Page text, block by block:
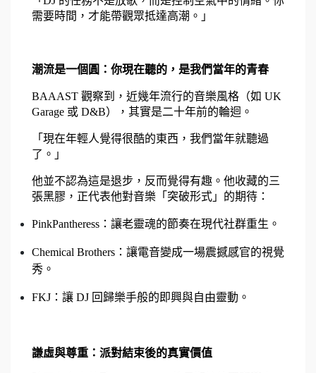
需要時間，才能帶觀眾抵達高潮。」
潮流是一個圓：你現在聽的，是我們當年的青春
BAAAST 觀察到，近幾年流行的音樂風格（如 UK
Garage 或 D&B），其實是二十年前的輪迴。
「現在年輕人覺得很酷的東西，我們當年就聽過
了。」
他並不認為這是退步，反而覺得有趣。他收藏的三
張黑膠，正代表他對音樂「突破形式」的期待：
PinkPantheress：讓老靈魂的節奏在現代社群重生。
Chemical Brothers：讓電音變成一場震撼感官的視覺
秀。
FKJ：讓 DJ 回歸樂手般的即興與自由靈動。
謙虛與尊重：派對結束後的真實價值